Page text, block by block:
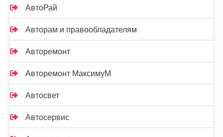
АвтоРай
Авторам и правообладателям
Авторемонт
Авторемонт МаксимуМ
Автосвет
Автосервис